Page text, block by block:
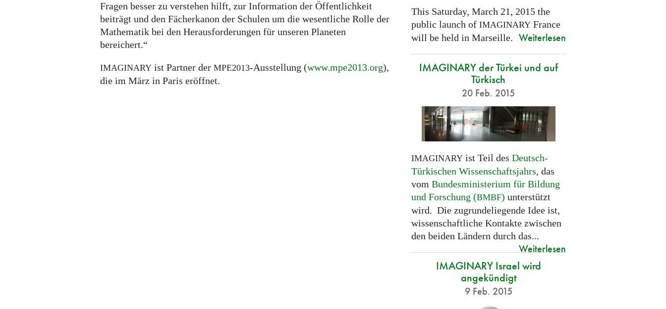
Fragen besser zu verstehen hilft, zur Information der Öffentlichkeit
beiträgt und den Fächerkanon der Schulen um die wesentliche Rolle der
Mathematik bei den Herausforderungen für unseren Planeten
bereichert.“
IMAGINARY ist Partner der MPE2013-Ausstellung (www.mpe2013.org),
die im März in Paris eröffnet.
This Saturday, March 21, 2015 the
public launch of IMAGINARYFrance
will be held in Marseille. Weiterlesen
IMAGINARY der Türkei und auf
Türkisch
20 Feb. 2015
IMAGINARYist Teil des Deutsch-
Türkischen Wissenschaftsjahrs, das
vom Bundesministerium für Bildung
und Forschung (BMBF) unterstützt
wird. Die zugrundeliegende Idee ist,
wissenschaftliche Kontakte zwischen
den beiden Ländern durch das...
Weiterlesen
IMAGINARY Israel wird
angekündigt
9 Feb. 2015